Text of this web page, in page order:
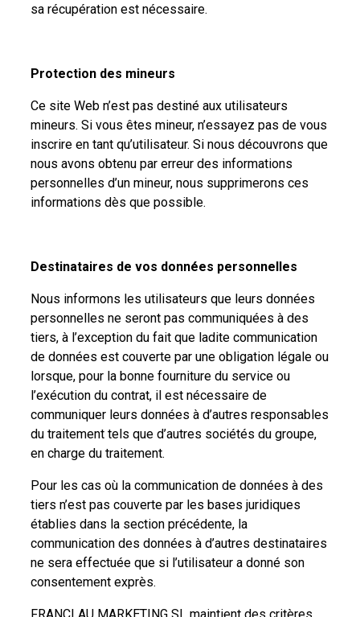
sa récupération est nécessaire.
Protection des mineurs
Ce site Web n’est pas destiné aux utilisateurs
mineurs. Si vous êtes mineur, n’essayez pas de vous
inscrire en tant qu’utilisateur. Si nous découvrons que
nous avons obtenu par erreur des informations
personnelles d’un mineur, nous supprimerons ces
informations dès que possible.
Destinataires de vos données personnelles
Nous informons les utilisateurs que leurs données
personnelles ne seront pas communiquées à des
tiers, à l’exception du fait que ladite communication
de données est couverte par une obligation légale ou
lorsque, pour la bonne fourniture du service ou
l’exécution du contrat, il est nécessaire de
communiquer leurs données à d’autres responsables
du traitement tels que d’autres sociétés du groupe,
en charge du traitement.
Pour les cas où la communication de données à des
tiers n’est pas couverte par les bases juridiques
établies dans la section précédente, la
communication des données à d’autres destinataires
ne sera effectuée que si l’utilisateur a donné son
consentement exprès.
FRANCLAU MARKETING SL maintient des critères